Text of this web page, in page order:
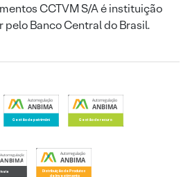
CCTVM S/A é instituição
Banco Central do Brasil.